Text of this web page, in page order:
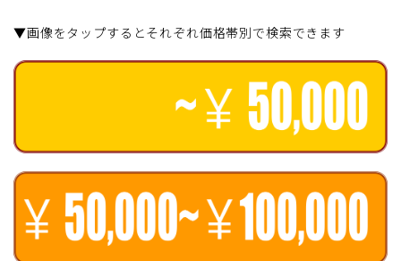
▼画像をタップするとそれぞれ価格帯別で検索できます